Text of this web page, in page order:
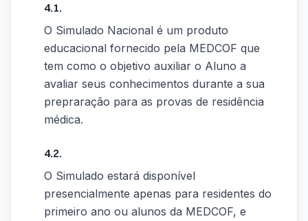
4.1.
O Simulado Nacional é um produto
educacional fornecido pela MEDCOF que
tem como o objetivo auxiliar o Aluno a
avaliar seus conhecimentos durante a sua
prepraração para as provas de residência
médica.
4.2.
O Simulado estará disponível
presencialmente apenas para residentes do
primeiro ano ou alunos da MEDCOF, e